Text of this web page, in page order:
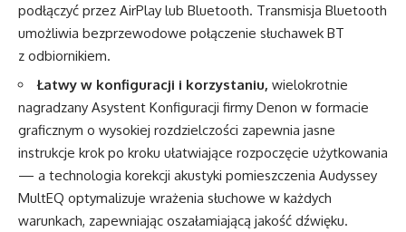
podłączyć przez AirPlay lub Bluetooth. Transmisja Bluetooth
umożliwia bezprzewodowe połączenie słuchawek BT
z odbiornikiem.
Łatwy w konfiguracji i korzystaniu, wielokrotnie
nagradzany Asystent Konfiguracji firmy Denon w formacie
graficznym o wysokiej rozdzielczości zapewnia jasne
instrukcje krok po kroku ułatwiające rozpoczęcie użytkowania
— a technologia korekcji akustyki pomieszczenia Audyssey
MultEQ optymalizuje wrażenia słuchowe w każdych
warunkach, zapewniając oszałamiającą jakość dźwięku.